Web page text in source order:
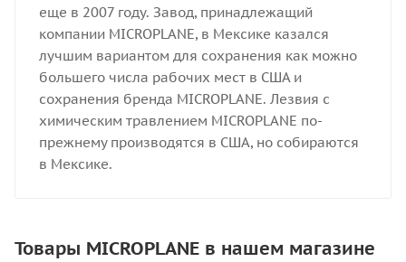
еще в 2007 году. Завод, принадлежащий
компании MICROPLANE, в Мексике казался
лучшим вариантом для сохранения как можно
большего числа рабочих мест в США и
сохранения бренда MICROPLANE. Лезвия с
химическим травлением MICROPLANE по-
прежнему производятся в США, но собираются
в Мексике.
Товары MICROPLANE в нашем магазине